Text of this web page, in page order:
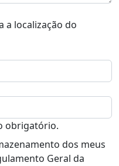
a localização do
obrigatório.
dos meus
Geral da